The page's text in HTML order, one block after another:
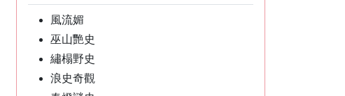
風流媚
巫山艷史
繡榻野史
浪史奇觀